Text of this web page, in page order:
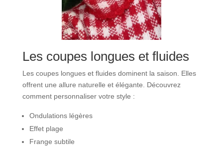
Les coupes longues et fluides
Les coupes longues et fluides dominent la saison. Elles
offrent une allure naturelle et élégante. Découvrez
comment personnaliser votre style :
Ondulations légères
Effet plage
Frange subtile